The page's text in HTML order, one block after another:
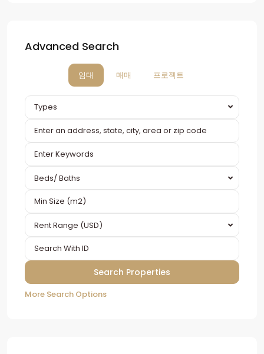
Advanced Search
임대 매매 프로젝트
Types
Beds/ Baths
Rent Range (USD)
More Search Options